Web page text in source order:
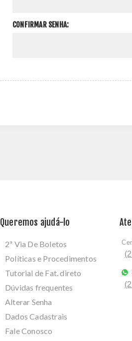
CONFIRMAR SENHA:
Queremos ajudá-lo
2ª Via De Boletos
Políticas e Procedimentos
Tutorial de Fat. direto
Dúvidas frequentes
Alterar Senha
Dados Cadastrais
Fale Conosco
ﾠ